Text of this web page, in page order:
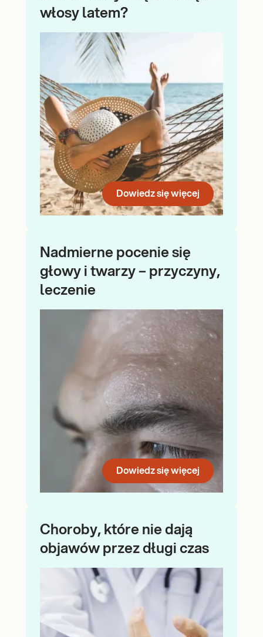
włosy latem?
Dowiedz się więcej
Nadmierne pocenie się
głowy i twarzy – przyczyny,
leczenie
Dowiedz się więcej
Choroby, które nie dają
objawów przez długi czas